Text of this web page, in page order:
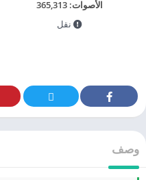
الأصوات:365,313
نقل
وصف